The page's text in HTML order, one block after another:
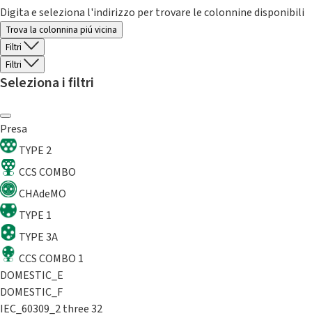
Digita e seleziona l'indirizzo per trovare le colonnine disponibili
Trova la colonnina piú vicina
Filtri
Filtri
Seleziona i filtri
Presa
TYPE 2
CCS COMBO
CHAdeMO
TYPE 1
TYPE 3A
CCS COMBO 1
DOMESTIC_E
DOMESTIC_F
IEC_60309_2 three 32